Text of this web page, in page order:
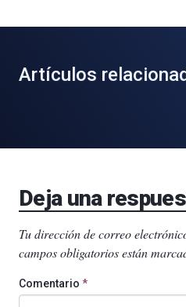
Artículos
Deja una
Tu dirección de correo
campos obligatorios están
Comentario *